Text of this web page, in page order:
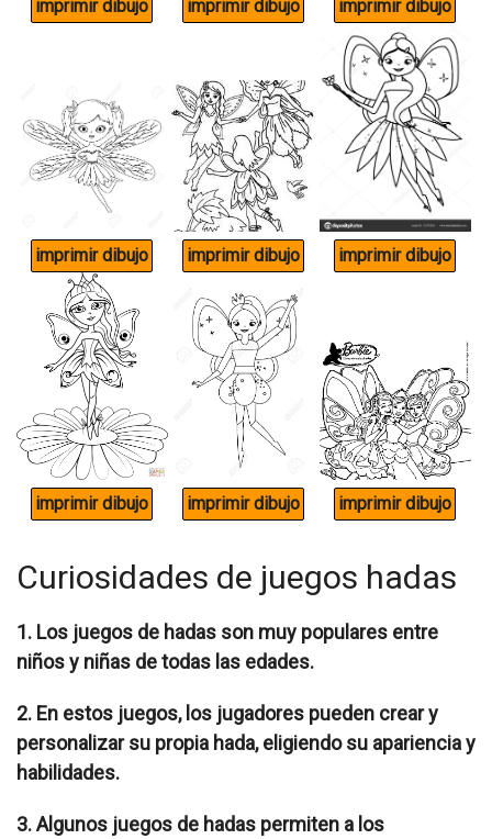
Curiosidades de juegos hadas
1. Los juegos de hadas son muy populares entre
niños y niñas de todas las edades.
2. En estos juegos, los jugadores pueden crear y
personalizar su propia hada, eligiendo su apariencia y
habilidades.
3. Algunos juegos de hadas permiten a los